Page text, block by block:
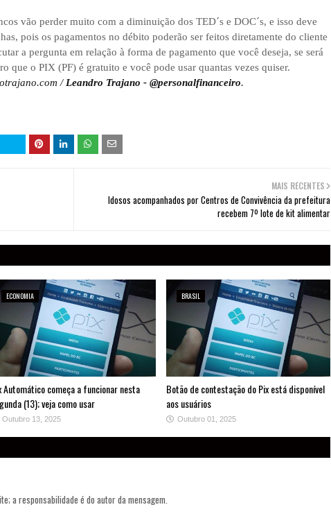
vão perder muito com a diminuição dos TED´s e DOC´s, e isso deve
pois os pagamentos no débito poderão ser feitos diretamente do cliente
a pergunta em relação à forma de pagamento que você deseja, se será
que o PIX (PF) é gratuito e você pode usar quantas vezes quiser.
/ Leandro Trajano - @personalfinanceiro.
MAIS RECENTES
Idosos acompanhados por Centros de Convivência da prefeitura
recebem 7º lote de kit alimentar
ECONOMIA
Automático começa a funcionar nesta
(13); veja como usar
Outubro 13, 2025
BRASIL
Botão de contestação do Pix está disponível
aos usuários
Outubro 01, 2025
a responsabilidade é do autor da mensagem.